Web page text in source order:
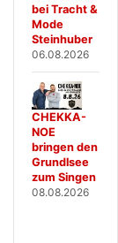
bei Tracht &
Mode
Steinhuber
06.08.2026
CHEKKA-
NOE
bringen den
Grundlsee
zum Singen
08.08.2026